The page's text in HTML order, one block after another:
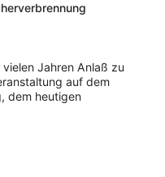
Jahren Anlaß zu
auf dem
dem heutigen